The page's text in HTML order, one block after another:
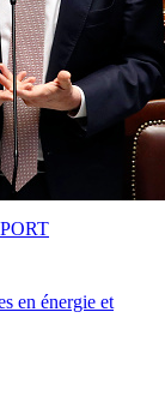
en énergie et